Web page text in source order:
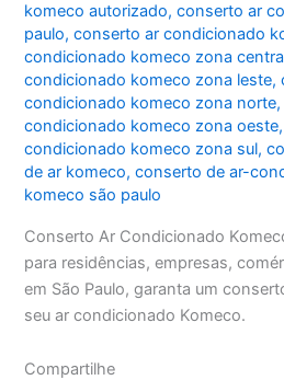
komeco autorizado,conserto ar
paulo,conserto ar condicionado
condicionado komeco zona
condicionado komeco zona leste,
condicionado komeco zona norte
condicionado komeco zona oeste
condicionado komeco zona sul,
de ar komeco,conserto de ar-
komeco são paulo
Conserto Ar Condicionado
para residências, empresas,
em São Paulo, garanta um
seu ar condicionado Komeco.
Compartilhe